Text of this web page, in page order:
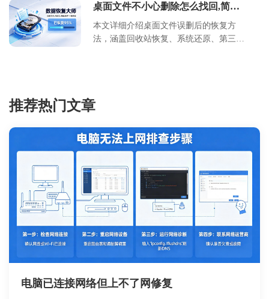
桌面文件不小心删除怎么找回,简易
恢复方法
本文详细介绍桌面文件误删后的恢复方
法，涵盖回收站恢复、系统还原、第三方
推荐热门文章
电脑已连接网络但上不了网修复